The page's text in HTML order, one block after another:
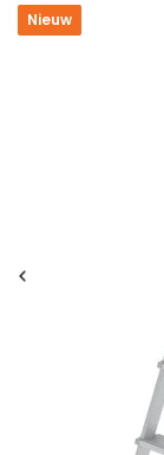
Nieuw